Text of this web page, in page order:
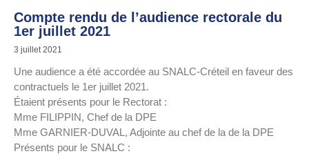
Compte rendu de l’audience rectorale du
1er juillet 2021
3 juillet 2021
Une audience a été accordée au SNALC-Créteil en faveur des
contractuels le 1er juillet 2021.
Étaient présents pour le Rectorat :
Mme FILIPPIN, Chef de la DPE
Mme GARNIER-DUVAL, Adjointe au chef de la de la DPE
Présents pour le SNALC :